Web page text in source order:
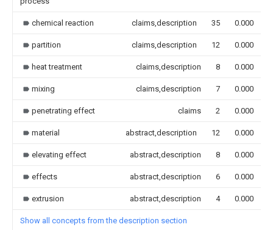
chemical reaction claims,description 35 0.000
partition claims,description 12 0.000
heat treatment claims,description 8 0.000
mixing claims,description 7 0.000
penetrating effect claims 2 0.000
material abstract,description 12 0.000
elevating effect abstract,description 8 0.000
effects abstract,description 6 0.000
extrusion abstract,description 4 0.000
Show all concepts from the description section